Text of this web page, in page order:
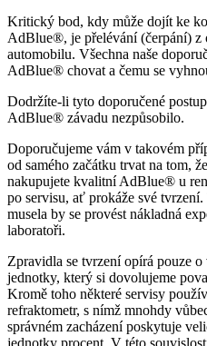
Kritický bod, kdy může dojít ke
AdBlue®, je přelévání (čerpání) z
automobilu. Všechna naše
AdBlue® chovat a čemu se
Dodržíte-li tyto doporučené
AdBlue® závadu nezpůsobilo.
Doporučujeme vám v takovém
od samého začátku trvat na tom,
nakupujete kvalitní AdBlue® u
po servisu, ať prokáže své
musela by se provést nákladná
laboratoři.
Zpravidla se tvrzení opírá pouze
jednotky, který si dovolujeme
Kromě toho některé servisy
refraktometr, s nímž mnohdy
správném zacházení poskytuje
jednotky procent. V této